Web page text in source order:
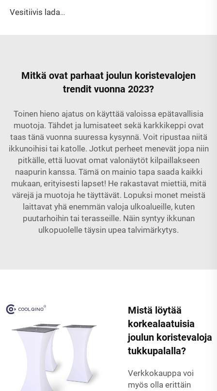
Vesitiivis ladattava kevyt LED-sohva baariin ja ulkoilmaan
Mitkä ovat parhaat joulun koristevalojen
trendit vuonna 2023?
Toinen hieno ajatus on käyttää valoissa epätavallisia
muotoja. Tähdet ja lumisateet sekä karkkikeppi ovat
taas tänä vuonna suuressa kysynnä. Voit ripustaa niitä
ikkunoihisi tai katolle. Jotkut perheet menevät jopa niin
pitkälle, että luovat omat valonäytöt kilpaillakseen
naapurin kanssa. Tämä on mainio tapa saada kaikki
mukaan, erityisesti lapset! He rakastavat miettiä, mitä
värejä ja muotoja he täyttävät. Lopuksi monet meistä
laittavat yhä enemmän valoja ulkoalueille, kuten
puutarhoihin tai terasseille. Näin syntyy ikkunan
ulkopuolelle täysin upea talvimärkytys.
Mistä löytää
korkealaatuisia
joulun koristevaloja
tukkupalalla?
Verkkokauppa voi
myös olla erittäin